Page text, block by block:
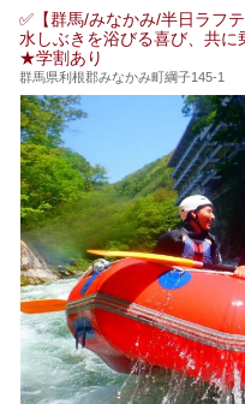
✅【群馬/みなかみ/半日ラフ
水しぶきを浴びる喜び、共に
★学割あり
群馬県利根郡みなかみ町綱子145-1